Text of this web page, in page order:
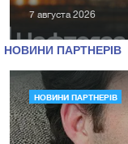
7 августа 2026